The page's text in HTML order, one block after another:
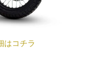
コチラ